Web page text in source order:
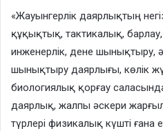
«Жауынгерлік даярлықтың
құқықтық, тактикалық,
инженерлік, дене шынықтыру,
шынықтыру даярлығы, көлік
биологиялық қорғау
даярлық, жалпы әскери
түрлері физикалық күшті ғана